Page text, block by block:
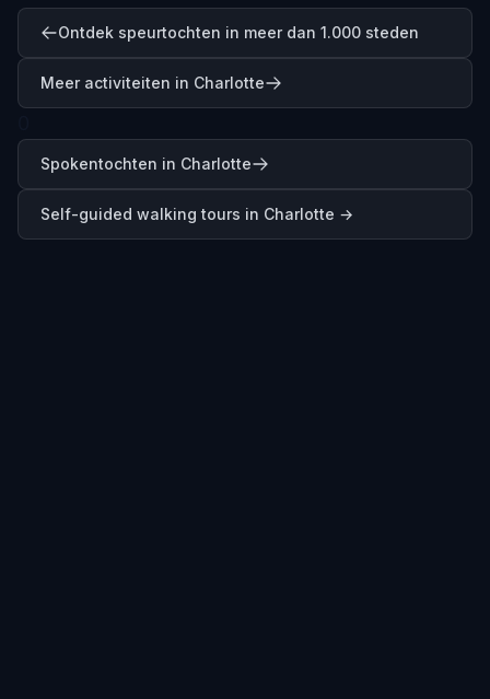
Ontdek speurtochten in meer dan 1.000 steden
Meer activiteiten in Charlotte
Spokentochten in Charlotte
Self-guided walking tours in Charlotte →